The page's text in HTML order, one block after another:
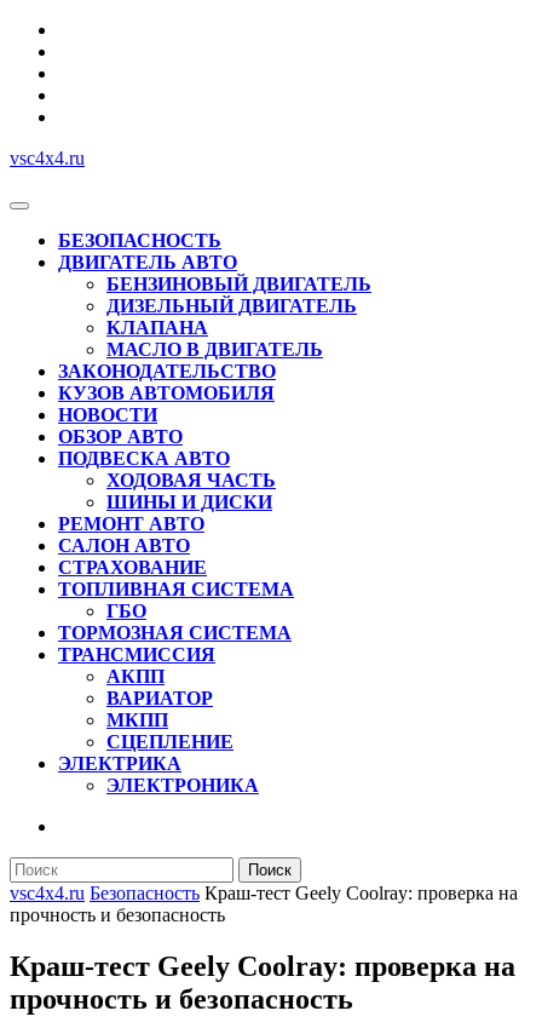
Перейти
содержимому
vsc4x4.ru
Кнопка
ОткрытьБЕЗОПАСНОСТЬ
ДВИГАТЕЛЬ АВТО
БЕНЗИНОВЫЙ ДВИГАТЕЛЬ
ДИЗЕЛЬНЫЙ ДВИГАТЕЛЬ
КЛАПАНА
МАСЛО В ДВИГАТЕЛЬ
ЗАКОНОДАТЕЛЬСТВО
КУЗОВ АВТОМОБИЛЯ
НОВОСТИ
ОБЗОР АВТО
ПОДВЕСКА АВТО
ХОДОВАЯ ЧАСТЬ
ШИНЫ И ДИСКИ
РЕМОНТ АВТО
САЛОН АВТО
СТРАХОВАНИЕ
ТОПЛИВНАЯ СИСТЕМА
ГБО
ТОРМОЗНАЯ СИСТЕМА
ТРАНСМИССИЯ
АКПП
ВАРИАТОР
МКПП
СЦЕПЛЕНИЕ
ЭЛЕКТРИКА
ЭЛЕКТРОНИКА
КНОПКА
Найти:
vsc4x4.ru Безопасность Краш-тест Geely Coolray: проверка на
прочность и безопасность
Краш-тест Geely Coolray: проверка на
прочность и безопасность